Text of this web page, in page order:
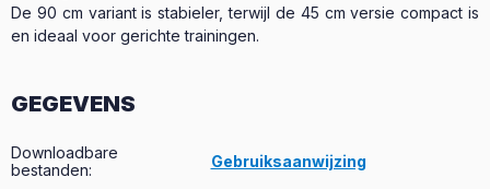
De 90 cm variant is stabieler, terwijl de 45 cm versie compact is
en ideaal voor gerichte trainingen.
GEGEVENS
Downloadbare
bestanden:
Gebruiksaanwijzing